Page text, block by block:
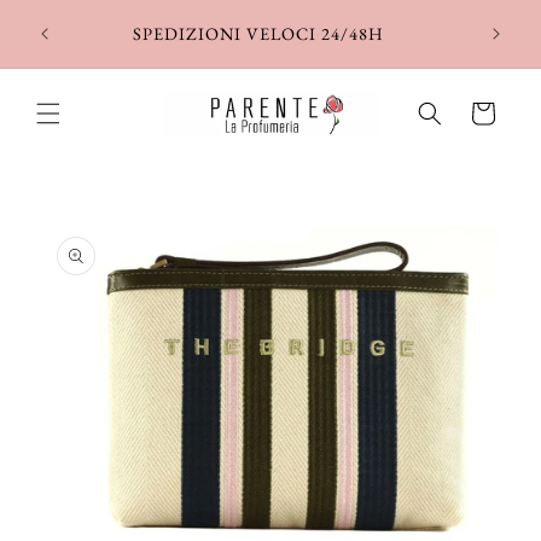
direttamente
SPEDIZIONI VELOCI 24/48H
Carrello
sul prodotto